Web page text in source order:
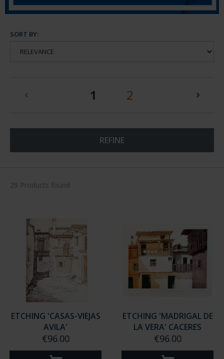
SORT BY:
1 (current)
2
REFINE
29 Products found
ETCHING 'CASAS-VIEJAS
AVILA'
€96.00
ETCHING 'MADRIGAL DE
LA VERA' CACERES
€96.00